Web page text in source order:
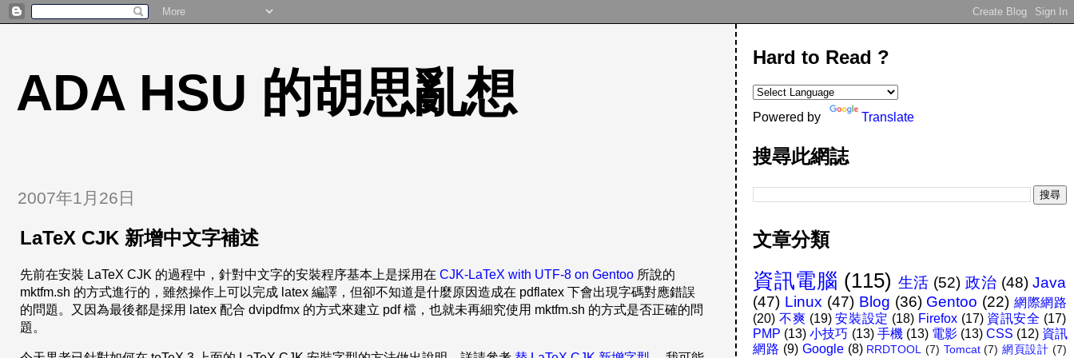
ADA HSU 的胡思亂想
2007年1月26日
LaTeX CJK 新增中文字補述
先前在安裝 LaTeX CJK 的過程中，針對中文字的安裝程序基本上是採用在 CJK-LaTeX with UTF-8 on Gentoo 所說的
mktfm.sh 的方式進行的，雖然操作上可以完成 latex 編譯，但卻不知道是什麼原因造成在 pdflatex 下會出現字碼對應錯誤
的問題。又因為最後都是採用 latex 配合 dvipdfmx 的方式來建立 pdf 檔，也就未再細究使用 mktfm.sh 的方式是否正確的問
題。
Hard to Read ?
Powered by Translate
搜尋此網誌
文章分類
資訊電腦 (115) 生活 (52) 政治 (48) Java
(47) Linux (47) Blog (36) Gentoo (22) 網際網路
(20) 不爽 (19) 安裝設定 (18) Firefox (17) 資訊安全 (17)
PMP (13) 小技巧 (13) 手機 (13) 電影 (13) CSS (12) 資訊
網路 (9) Google (8) RRDTOOL (7) Tomcat (7) 網頁設計 (7)